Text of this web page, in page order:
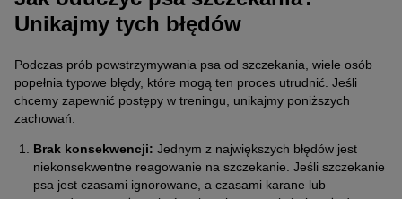
Unikajmy tych błędów
Podczas prób powstrzymywania psa od szczekania, wiele osób
popełnia typowe błędy, które mogą ten proces utrudnić. Jeśli
chcemy zapewnić postępy w treningu, unikajmy poniższych
zachowań:
Brak konsekwencji: Jednym z największych błędów jest
niekonsekwentne reagowanie na szczekanie. Jeśli szczekanie
psa jest czasami ignorowane, a czasami karane lub